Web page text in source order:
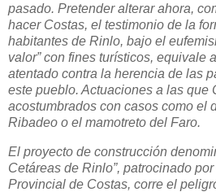
pasado. Pretender alterar ahora,
hacer Costas, el testimonio de la
habitantes de Rinlo, bajo el
valor” con fines turísticos, equivale
atentado contra la herencia de las
este pueblo. Actuaciones a las que
acostumbrados con casos como el
Ribadeo o el mamotreto del Faro.
El proyecto de construcción
Cetáreas de Rinlo”, patrocinado
Provincial de Costas, corre el